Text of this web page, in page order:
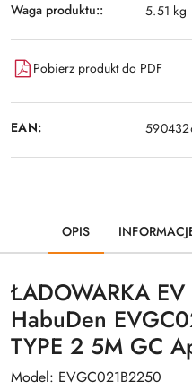
Waga produktu:: 5.51 kg
Pobierz produkt do PDF
EAN:
OPIS
ŁADOWARKA
HabuDen
TYPE 2 5M GC
Model: EVGC021B2250